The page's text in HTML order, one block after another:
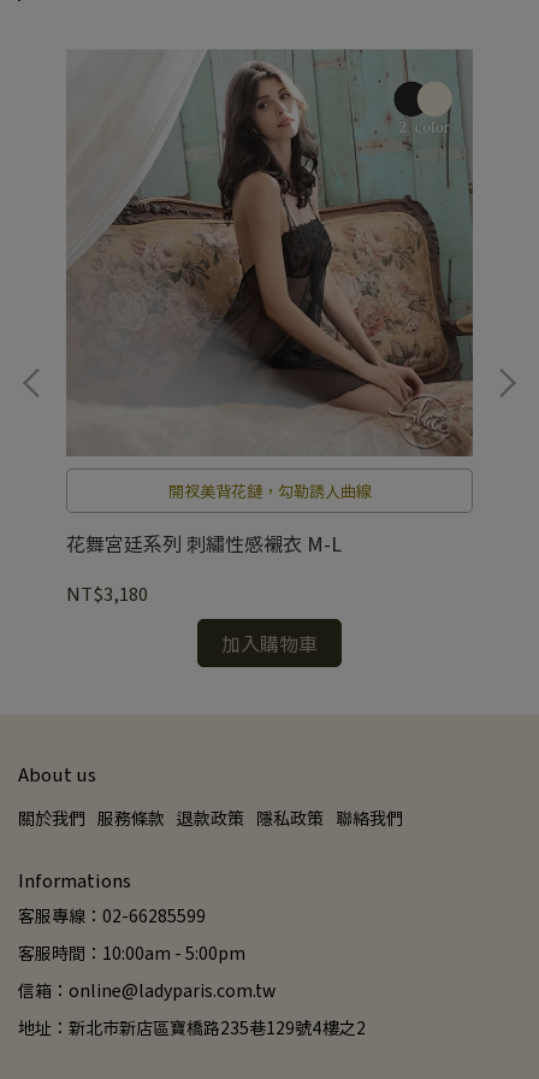
開衩美背花鏈，勾勒誘人曲線
花舞宮廷系列 刺繡性感襯衣 M-L
NT$3,180
加入購物車
About us
關於我們 服務條款 退款政策 隱私政策 聯絡我們
Informations
客服專線：02-66285599
客服時間：10:00am - 5:00pm
信箱：online@ladyparis.com.tw
地址：新北市新店區寶橋路235巷129號4樓之2